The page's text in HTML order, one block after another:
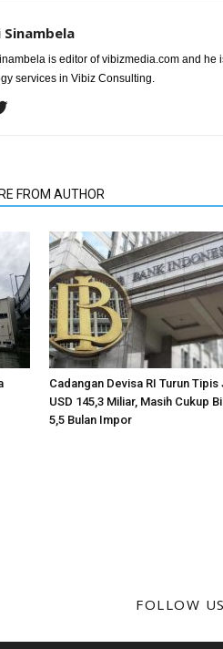
Sinambela
is editor of vibizmedia.com and he
services in Vibiz Consulting.
FROM AUTHOR
Cadangan Devisa RI Turun Tipis
USD 145,3 Miliar, Masih Cukup
5,5 Bulan Impor
FOLLOW